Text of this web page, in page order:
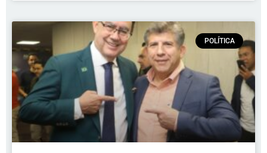
POLÍTICA